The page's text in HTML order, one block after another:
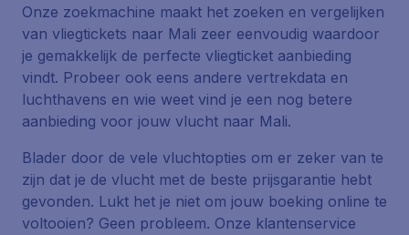
Onze zoekmachine maakt het zoeken en vergelijken
van vliegtickets naar Mali zeer eenvoudig waardoor
je gemakkelijk de perfecte vliegticket aanbieding
vindt. Probeer ook eens andere vertrekdata en
luchthavens en wie weet vind je een nog betere
aanbieding voor jouw vlucht naar Mali.
Blader door de vele vluchtopties om er zeker van te
zijn dat je de vlucht met de beste prijsgarantie hebt
gevonden. Lukt het je niet om jouw boeking online te
voltooien? Geen probleem. Onze klantenservice